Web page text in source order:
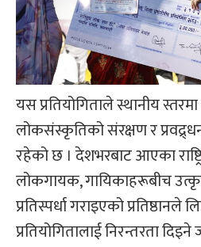
यस प्रतियोगिताले स्थानीय
लोकसंस्कृतिको संरक्षण र
रहेको छ । देशभरबाट आएका
लोकगायक, गायिकाहरूबीच
प्रतिस्पर्धा गराइएको प्रतिष्ठानले
प्रतियोगितालाई निरन्तरता